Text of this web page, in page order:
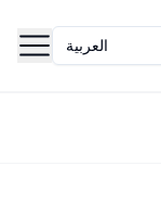
العربية